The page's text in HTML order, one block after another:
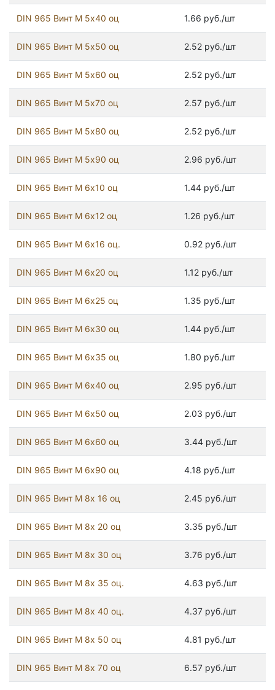
DIN 965 Винт М 5х40 оц 1.66 руб./шт
DIN 965 Винт М 5х50 оц 2.52 руб./шт
DIN 965 Винт М 5х60 оц 2.52 руб./шт
DIN 965 Винт М 5х70 оц 2.57 руб./шт
DIN 965 Винт М 5х80 оц 2.52 руб./шт
DIN 965 Винт М 5х90 оц 2.96 руб./шт
DIN 965 Винт М 6х10 оц 1.44 руб./шт
DIN 965 Винт М 6х12 оц 1.26 руб./шт
DIN 965 Винт М 6х16 оц. 0.92 руб./шт
DIN 965 Винт М 6х20 оц 1.12 руб./шт
DIN 965 Винт М 6х25 оц 1.35 руб./шт
DIN 965 Винт М 6х30 оц 1.44 руб./шт
DIN 965 Винт М 6х35 оц 1.80 руб./шт
DIN 965 Винт М 6х40 оц 2.95 руб./шт
DIN 965 Винт М 6х50 оц 2.03 руб./шт
DIN 965 Винт М 6х60 оц 3.44 руб./шт
DIN 965 Винт М 6х90 оц 4.18 руб./шт
DIN 965 Винт М 8х 16 оц 2.45 руб./шт
DIN 965 Винт М 8х 20 оц 3.35 руб./шт
DIN 965 Винт М 8х 30 оц 3.76 руб./шт
DIN 965 Винт М 8х 35 оц. 4.63 руб./шт
DIN 965 Винт М 8х 40 оц. 4.37 руб./шт
DIN 965 Винт М 8х 50 оц 4.81 руб./шт
DIN 965 Винт М 8х 70 оц 6.57 руб./шт